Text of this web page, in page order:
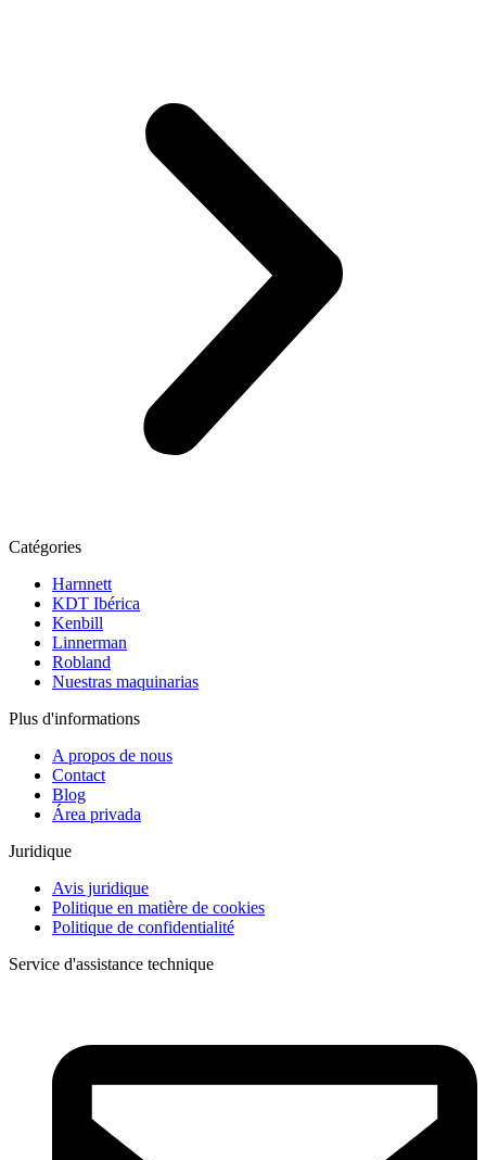
Catégories
Harnnett
KDT Ibérica
Kenbill
Linnerman
Robland
Nuestras maquinarias
Plus d'informations
A propos de nous
Contact
Blog
Área privada
Juridique
Avis juridique
Politique en matière de cookies
Politique de confidentialité
Service d'assistance technique